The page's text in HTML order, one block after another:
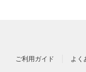
ご利用ガイド よく